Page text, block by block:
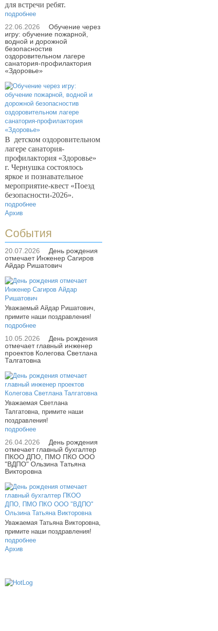
для встречи ребят.
подробнее
22.06.2026
Обучение через
игру: обучение пожарной,
водной и дорожной
безопасностив
оздоровительном лагере
санатория-профилактория
«Здоровье»
В детском оздоровительном
лагере санатория-
профилактория «Здоровье»
г. Чернушка состоялось
яркое и познавательное
мероприятие-квест «Поезд
безопасности-2026».
подробнее
Архив
События
20.07.2026
День рождения
отмечает Инженер Сагиров
Айдар Ришатович
Уважаемый Айдар Ришатович,
примите наши поздравления!
подробнее
10.05.2026
День рождения
отмечает главный инженер
проектов Колегова Светлана
Талгатовна
Уважаемая Светлана
Талгатовна, примите наши
поздравления!
подробнее
26.04.2026
День рождения
отмечает главный бухгалтер
ПКОО ДПО, ПМО ПКО ООО
"ВДПО" Ользина Татьяна
Викторовна
Уважаемая Татьяна Викторовна,
примите наши поздравления!
подробнее
Архив